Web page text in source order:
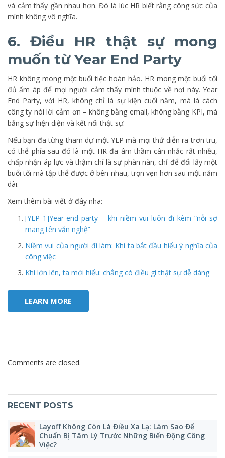
và cảm thấy gần nhau hơn. Đó là lúc HR biết rằng công sức của
mình không vô nghĩa.
6. Điều HR thật sự mong
muốn từ Year End Party
HR không mong một buổi tiệc hoàn hảo. HR mong một buổi tối
đủ ấm áp để mọi người cảm thấy mình thuộc về nơi này. Year
End Party, với HR, không chỉ là sự kiện cuối năm, mà là cách
công ty nói lời cảm ơn – không bằng email, không bằng KPI, mà
bằng sự hiện diện và kết nối thật sự.
Nếu bạn đã từng tham dự một YEP mà mọi thứ diễn ra trơn tru,
có thể phía sau đó là một HR đã âm thầm cân nhắc rất nhiều,
chấp nhận áp lực và thậm chí là sự phàn nàn, chỉ để đổi lấy một
buổi tối mà tập thể được ở bên nhau, trọn vẹn hơn sau một năm
dài.
Xem thêm bài viết ở đây nha:
[YEP 1]Year-end party – khi niềm vui luôn đi kèm “nỗi sợ
mang tên văn nghệ”
Niềm vui của người đi làm: Khi ta bắt đầu hiểu ý nghĩa của
công việc
Khi lớn lên, ta mới hiểu: chẳng có điều gì thật sự dễ dàng
LEARN MORE
Comments are closed.
RECENT POSTS
Layoff Không Còn Là Điều Xa Lạ: Làm Sao Để
Chuẩn Bị Tâm Lý Trước Những Biến Động Công
Việc?